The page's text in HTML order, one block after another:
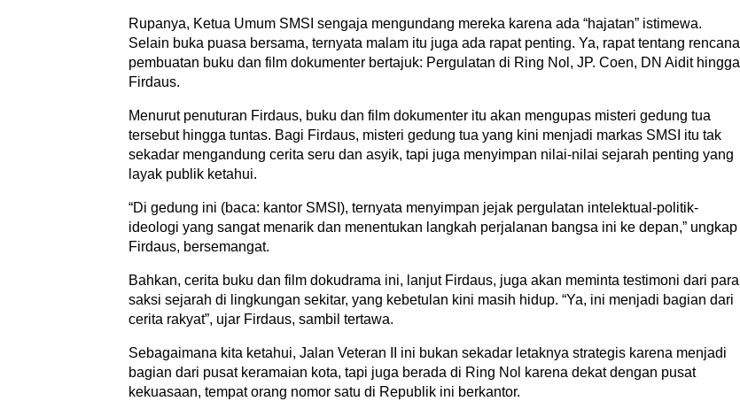
Rupanya, Ketua Umum SMSI sengaja mengundang mereka karena ada “hajatan” istimewa.
Selain buka puasa bersama, ternyata malam itu juga ada rapat penting. Ya, rapat tentang rencana
pembuatan buku dan film dokumenter bertajuk: Pergulatan di Ring Nol, JP. Coen, DN Aidit hingga
Firdaus.
Menurut penuturan Firdaus, buku dan film dokumenter itu akan mengupas misteri gedung tua
tersebut hingga tuntas. Bagi Firdaus, misteri gedung tua yang kini menjadi markas SMSI itu tak
sekadar mengandung cerita seru dan asyik, tapi juga menyimpan nilai-nilai sejarah penting yang
layak publik ketahui.
“Di gedung ini (baca: kantor SMSI), ternyata menyimpan jejak pergulatan intelektual-politik-
ideologi yang sangat menarik dan menentukan langkah perjalanan bangsa ini ke depan,” ungkap
Firdaus, bersemangat.
Bahkan, cerita buku dan film dokudrama ini, lanjut Firdaus, juga akan meminta testimoni dari para
saksi sejarah di lingkungan sekitar, yang kebetulan kini masih hidup. “Ya, ini menjadi bagian dari
cerita rakyat”, ujar Firdaus, sambil tertawa.
Sebagaimana kita ketahui, Jalan Veteran II ini bukan sekadar letaknya strategis karena menjadi
bagian dari pusat keramaian kota, tapi juga berada di Ring Nol karena dekat dengan pusat
kekuasaan, tempat orang nomor satu di Republik ini berkantor.